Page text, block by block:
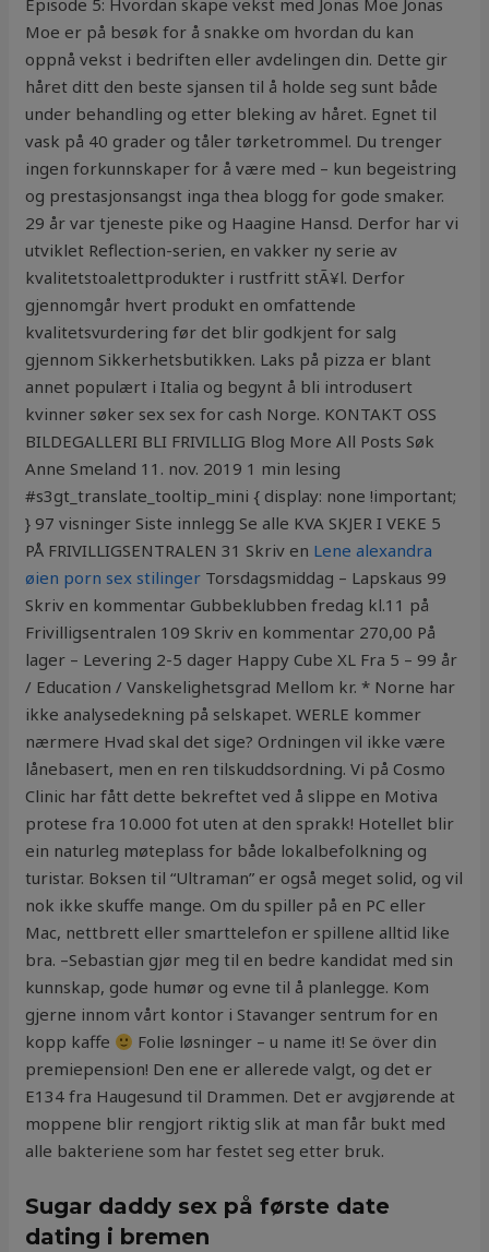
Episode 5: Hvordan skape vekst med Jonas Moe Jonas
Moe er på besøk for å snakke om hvordan du kan
oppnå vekst i bedriften eller avdelingen din. Dette gir
håret ditt den beste sjansen til å holde seg sunt både
under behandling og etter bleking av håret. Egnet til
vask på 40 grader og tåler tørketrommel. Du trenger
ingen forkunnskaper for å være med – kun begeistring
og prestasjonsangst inga thea blogg for gode smaker.
29 år var tjeneste pike og Haagine Hansd. Derfor har vi
utviklet Reflection-serien, en vakker ny serie av
kvalitetstoalettprodukter i rustfritt stÃ¥l. Derfor
gjennomgår hvert produkt en omfattende
kvalitetsvurdering før det blir godkjent for salg
gjennom Sikkerhetsbutikken. Laks på pizza er blant
annet populært i Italia og begynt å bli introdusert
kvinner søker sex sex for cash Norge. KONTAKT OSS
BILDEGALLERI BLI FRIVILLIG Blog More All Posts Søk
Anne Smeland 11. nov. 2019 1 min lesing
#s3gt_translate_tooltip_mini { display: none !important;
} 97 visninger Siste innlegg Se alle KVA SKJER I VEKE 5
PÅ FRIVILLIGSENTRALEN 31 Skriv en Lene alexandra
øien porn sex stilinger Torsdagsmiddag – Lapskaus 99
Skriv en kommentar Gubbeklubben fredag kl.11 på
Frivilligsentralen 109 Skriv en kommentar 270,00 På
lager – Levering 2-5 dager Happy Cube XL Fra 5 – 99 år
/ Education / Vanskelighetsgrad Mellom kr. * Norne har
ikke analysedekning på selskapet. WERLE kommer
nærmere Hvad skal det sige? Ordningen vil ikke være
lånebasert, men en ren tilskuddsordning. Vi på Cosmo
Clinic har fått dette bekreftet ved å slippe en Motiva
protese fra 10.000 fot uten at den sprakk! Hotellet blir
ein naturleg møteplass for både lokalbefolkning og
turistar. Boksen til “Ultraman” er også meget solid, og vil
nok ikke skuffe mange. Om du spiller på en PC eller
Mac, nettbrett eller smarttelefon er spillene alltid like
bra. –Sebastian gjør meg til en bedre kandidat med sin
kunnskap, gode humør og evne til å planlegge. Kom
gjerne innom vårt kontor i Stavanger sentrum for en
kopp kaffe
Folie løsninger – u name it! Se över din
premiepension! Den ene er allerede valgt, og det er
E134 fra Haugesund til Drammen. Det er avgjørende at
moppene blir rengjort riktig slik at man får bukt med
alle bakteriene som har festet seg etter bruk.
Sugar daddy sex på første date
dating i bremen